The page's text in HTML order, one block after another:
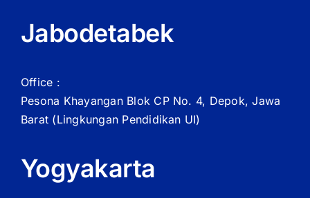
Jabodetabek
Office :
Pesona Khayangan Blok CP No. 4, Depok, Jawa
Barat (Lingkungan Pendidikan UI)
Yogyakarta